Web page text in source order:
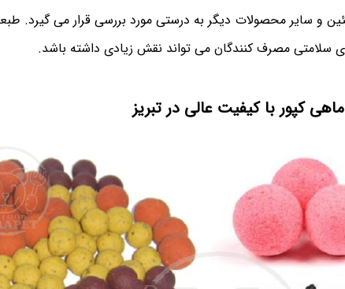
و سایر محصولات دیگر به درستی مورد بررسی قرار می گیرد.
سلامتی مصرف کنندگان‌ می تواند نقش زیادی داشته باشد.
کپور با کیفیت عالی در تبریز